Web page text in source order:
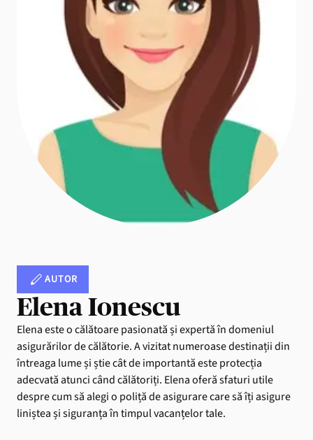
AUTOR
Elena Ionescu
Elena este o călătoare pasionată și expertă în domeniul
asigurărilor de călătorie. A vizitat numeroase destinații din
întreaga lume și știe cât de importantă este protecția
adecvată atunci când călătoriți. Elena oferă sfaturi utile
despre cum să alegi o poliță de asigurare care să îți asigure
liniștea și siguranța în timpul vacanțelor tale.